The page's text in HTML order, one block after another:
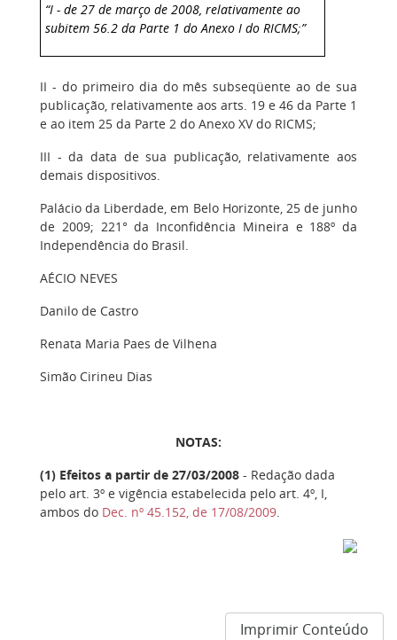
“I - de 27 de março de 2008, relativamente ao
subitem 56.2 da Parte 1 do Anexo I do RICMS;”
II - do primeiro dia do mês subseqüente ao de sua
publicação, relativamente aos arts. 19 e 46 da Parte 1
e ao item 25 da Parte 2 do Anexo XV do RICMS;
III - da data de sua publicação, relativamente aos
demais dispositivos.
Palácio da Liberdade, em Belo Horizonte, 25 de junho
de 2009; 221° da Inconfidência Mineira e 188º da
Independência do Brasil.
AÉCIO NEVES
Danilo de Castro
Renata Maria Paes de Vilhena
Simão Cirineu Dias
NOTAS:
(1) Efeitos a partir de 27/03/2008 - Redação dada
pelo art. 3º e vigência estabelecida pelo art. 4º, I,
ambos do Dec. nº 45.152, de 17/08/2009
Imprimir Conteúdo